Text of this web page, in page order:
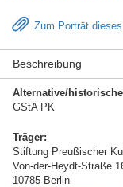
Zum Porträt
Beschreibung
Alternative/
GStA PK
Träger:
Stiftung Preußischer
Von-der-Heydt-Straße
10785 Berlin